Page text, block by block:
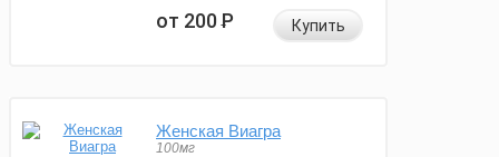
от 200Р Купить
Женская Виагра
100мг